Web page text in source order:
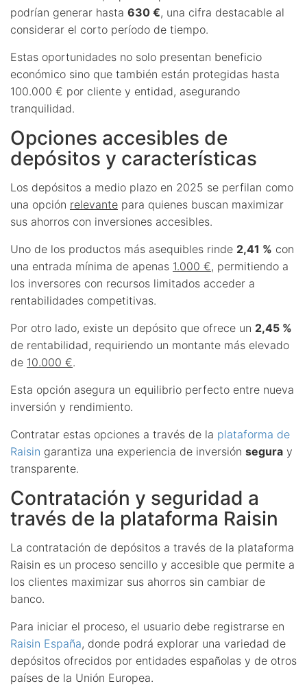
podrían generar hasta 630 €, una cifra destacable al
considerar el corto período de tiempo.
Estas oportunidades no solo presentan beneficio
económico sino que también están protegidas hasta
100.000 € por cliente y entidad, asegurando
tranquilidad.
Opciones accesibles de
depósitos y características
Los depósitos a medio plazo en 2025 se perfilan como
una opción relevante para quienes buscan maximizar
sus ahorros con inversiones accesibles.
Uno de los productos más asequibles rinde 2,41 % con
una entrada mínima de apenas 1.000 €, permitiendo a
los inversores con recursos limitados acceder a
rentabilidades competitivas.
Por otro lado, existe un depósito que ofrece un 2,45 %
de rentabilidad, requiriendo un montante más elevado
de 10.000 €.
Esta opción asegura un equilibrio perfecto entre nueva
inversión y rendimiento.
Contratar estas opciones a través de la plataforma de
Raisin garantiza una experiencia de inversión segura y
transparente.
Contratación y seguridad a
través de la plataforma Raisin
La contratación de depósitos a través de la plataforma
Raisin es un proceso sencillo y accesible que permite a
los clientes maximizar sus ahorros sin cambiar de
banco.
Para iniciar el proceso, el usuario debe registrarse en
Raisin España, donde podrá explorar una variedad de
depósitos ofrecidos por entidades españolas y de otros
países de la Unión Europea.